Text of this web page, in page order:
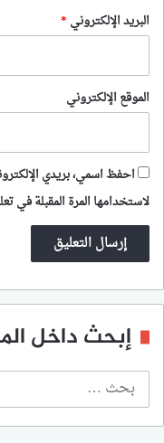
البريد الإلكتروني *
الموقع الإلكتروني
احفظ اسمي، بريدي
لاستخدامها المرة المقبلة في
إبحث داخل